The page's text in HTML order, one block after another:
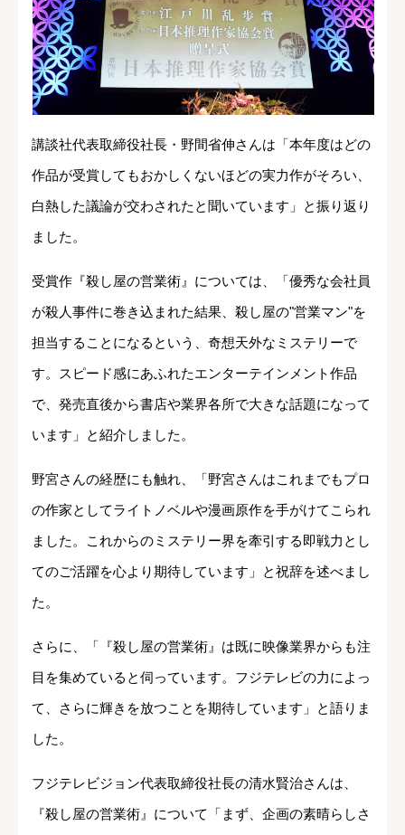
講談社代表取締役社長・野間省伸さんは「本年度はどの
作品が受賞してもおかしくないほどの実力作がそろい、
白熱した議論が交わされたと聞いています」と振り返り
ました。
受賞作『殺し屋の営業術』については、「優秀な会社員
が殺人事件に巻き込まれた結果、殺し屋の"営業マン"を
担当することになるという、奇想天外なミステリーで
す。スピード感にあふれたエンターテインメント作品
で、発売直後から書店や業界各所で大きな話題になって
います」と紹介しました。
野宮さんの経歴にも触れ、「野宮さんはこれまでもプロ
の作家としてライトノベルや漫画原作を手がけてこられ
ました。これからのミステリー界を牽引する即戦力とし
てのご活躍を心より期待しています」と祝辞を述べまし
た。
さらに、「『殺し屋の営業術』は既に映像業界からも注
目を集めていると伺っています。フジテレビの力によっ
て、さらに輝きを放つことを期待しています」と語りま
した。
フジテレビジョン代表取締役社長の清水賢治さんは、
『殺し屋の営業術』について「まず、企画の素晴らしさ